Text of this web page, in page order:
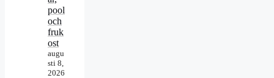
pool
och
fruk
ost
augu
sti 8,
2026